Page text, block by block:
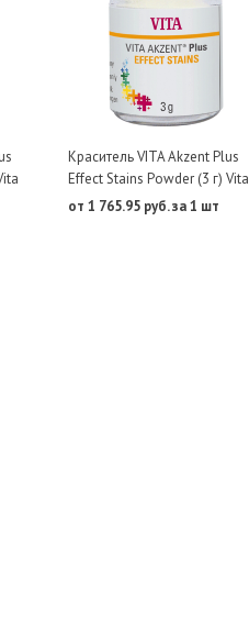
Краситель VITA Akzent Plus
Effect Stains Powder (3 г) Vita
от 1 765.95 руб. за 1 шт